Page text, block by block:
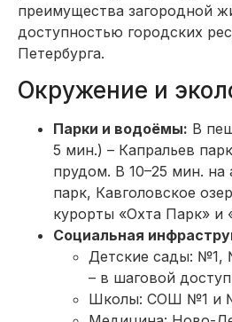
преимущества загородной
доступностью городских
Петербурга.
Окружение и
Парки и водоёмы: В
5 мин.) – Капральев
прудом. В 10–25 мин.
парк, Кавголовское
курорты «Охта Парк» и
Социальная
Детские сады: №1,
– в шаговой
Школы: СОШ №1 и